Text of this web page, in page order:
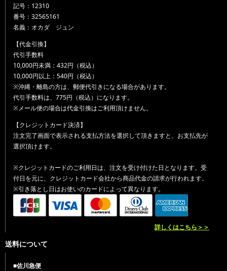
記号：12310
番号：32565161
名義：オカダ ジュン
【代金引換】
代引手数料
10,000円未満：432円（税込）
10,000円以上：540円（税込）
※沖縄・離島の方は、郵便代引きになる場合があります。
代引手数料は、775円（税込）になります。
※メール便の場合は代金引換はご利用頂けません。
【クレジットカード決済】
注文完了画面で表示される支払方法を選択して頂きますと、お支払先が
選択頂けます。
※クレジットカードのご利用日は、注文を受け付けた日となります。受
付日を元に、クレジットカード会社から商品代金の請求が行われます。
※引き落とし日はお使いのカードによって異なります。
詳しくはこちら＞＞
送料について
■佐川急便